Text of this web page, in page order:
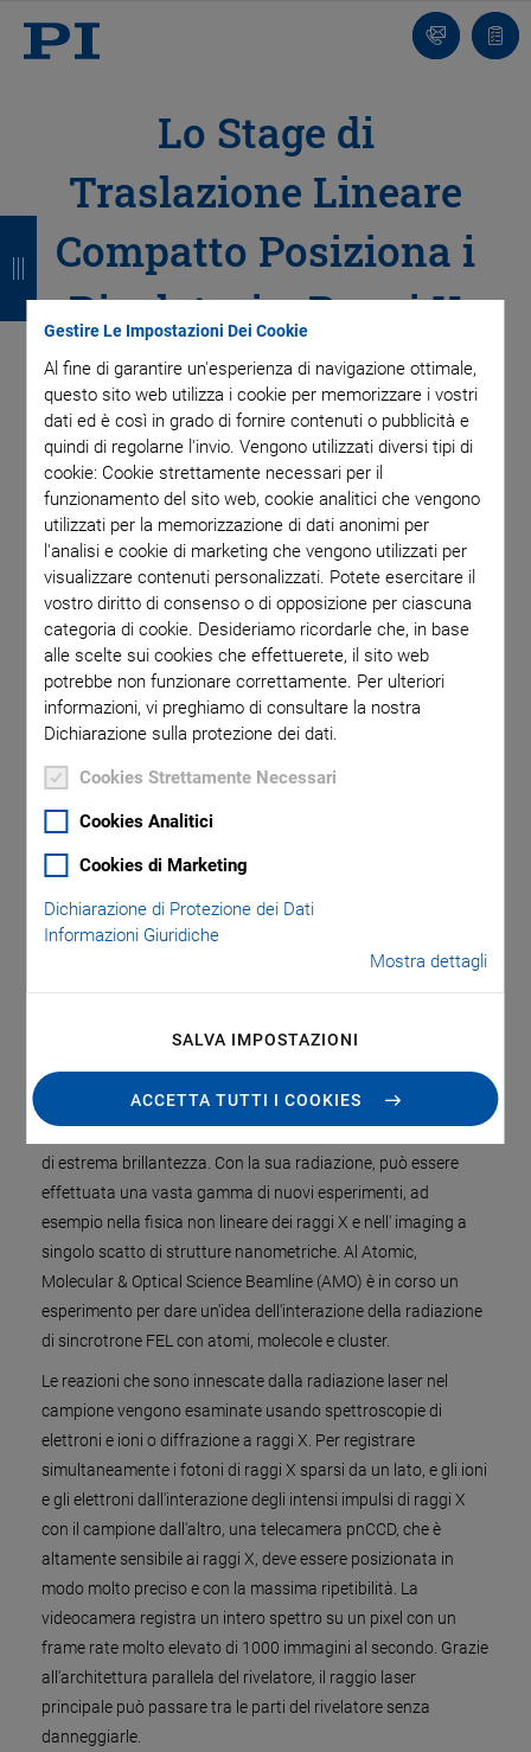
Gestire Le Impostazioni Dei Cookie
Al fine di garantire un'esperienza di navigazione ottimale,
questo sito web utilizza i cookie per memorizzare i vostri
dati ed è così in grado di fornire contenuti o pubblicità e
quindi di regolarne l'invio. Vengono utilizzati diversi tipi di
cookie: Cookie strettamente necessari per il
funzionamento del sito web, cookie analitici che vengono
utilizzati per la memorizzazione di dati anonimi per
l'analisi e cookie di marketing che vengono utilizzati per
visualizzare contenuti personalizzati. Potete esercitare il
vostro diritto di consenso o di opposizione per ciascuna
categoria di cookie. Desideriamo ricordarle che, in base
alle scelte sui cookies che effettuerete, il sito web
potrebbe non funzionare correttamente. Per ulteriori
informazioni, vi preghiamo di consultare la nostra
Dichiarazione sulla protezione dei dati.
Cookies Strettamente Necessari
Cookies Analitici
Cookies di Marketing
Dichiarazione di Protezione dei Dati
Informazioni Giuridiche
Mostra dettagli
SALVA IMPOSTAZIONI
ACCETTA TUTTI I COOKIES
Contatto
Lo Stage di
Traslazione Lineare
Compatto Posiziona i
Rivelatori a Raggi X
Analizzare le Interazioni
della Radiazione di
Sincrotrone FEL con la
Materia
La Linac Coherent Light Source (LCLS), parte dello SLAC
(Stanford Linear AcceleratorCenter), è una sorgente laser a
di estrema brillantezza. Con la sua radiazione, può essere
effettuata una vasta gamma di nuovi esperimenti, ad
esempio nella fisica non lineare dei raggi X e nell' imaging a
singolo scatto di strutture nanometriche. Al Atomic,
Molecular & Optical Science Beamline (AMO) è in corso un
esperimento per dare un'idea dell'interazione della radiazione
di sincrotrone FEL con atomi, molecole e cluster.
Le reazioni che sono innescate dalla radiazione laser nel
campione vengono esaminate usando spettroscopie di
elettroni e ioni o diffrazione a raggi X. Per registrare
simultaneamente i fotoni di raggi X sparsi da un lato, e gli ioni
e gli elettroni dall'interazione degli intensi impulsi di raggi X
con il campione dall'altro, una telecamera pnCCD, che è
altamente sensibile ai raggi X, deve essere posizionata in
modo molto preciso e con la massima ripetibilità. La
videocamera registra un intero spettro su un pixel con un
frame rate molto elevato di 1000 immagini al secondo. Grazie
all'architettura parallela del rivelatore, il raggio laser
principale può passare tra le parti del rivelatore senza
danneggiarle.
I
n
d
i
e
t
r
o
I
n
d
i
e
t
r
o
I
n
d
i
e
t
r
o
I
n
d
i
e
t
r
o